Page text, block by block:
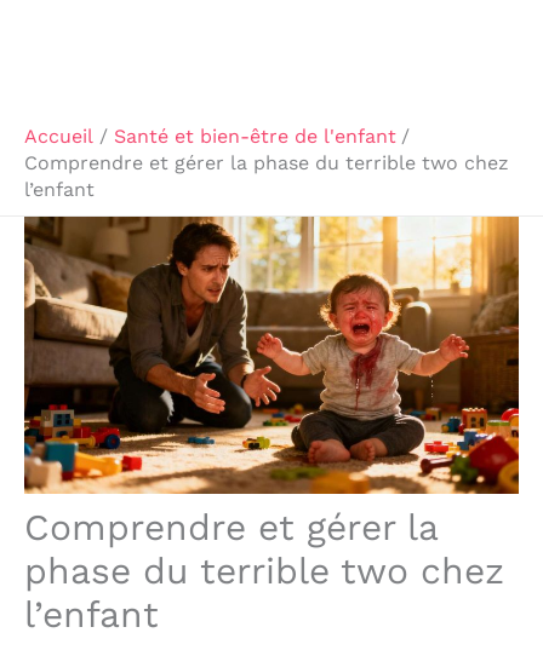
Accueil
Santé et bien-être de l'enfant
Comprendre et gérer la phase du terrible two chez
l’enfant
Comprendre et gérer la
phase du terrible two chez
l’enfant